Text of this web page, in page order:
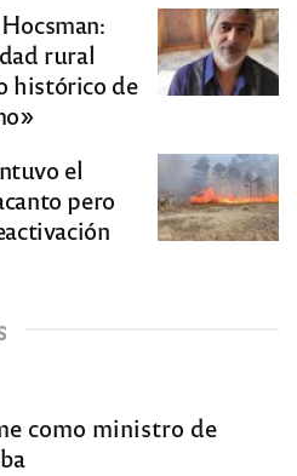
rural
histórico de
el
pero
como ministro de